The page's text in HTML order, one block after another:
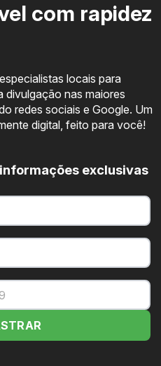
com rapidez
locais para
divulgação nas maiores
redes sociais e Google. Um
digital, feito para você!
exclusivas